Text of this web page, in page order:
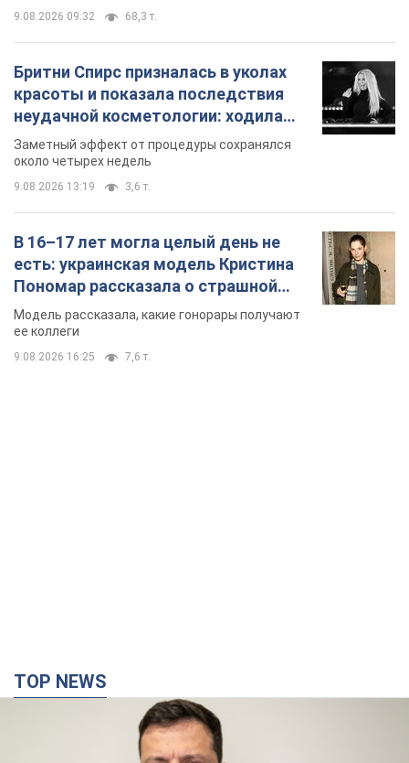
9.08.2026 09:32 68,3 т.
Бритни Спирс призналась в уколах
красоты и показала последствия
неудачной косметологии: ходила
так почти месяц
Заметный эффект от процедуры сохранялся
около четырех недель
9.08.2026 13:19 3,6 т.
В 16–17 лет могла целый день не
есть: украинская модель Кристина
Пономар рассказала о страшной
стороне модельной карьеры
Модель рассказала, какие гонорары получают
ее коллеги
9.08.2026 16:25 7,6 т.
TOP NEWS